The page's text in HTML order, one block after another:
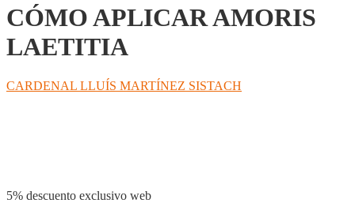
CÓMO APLICAR AMORIS
LAETITIA
CARDENAL LLUÍS MARTÍNEZ SISTACH
5% descuento exclusivo web